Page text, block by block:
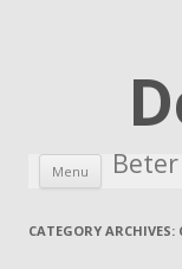
Menu Skip to
CATEGORY ARCHIVES: